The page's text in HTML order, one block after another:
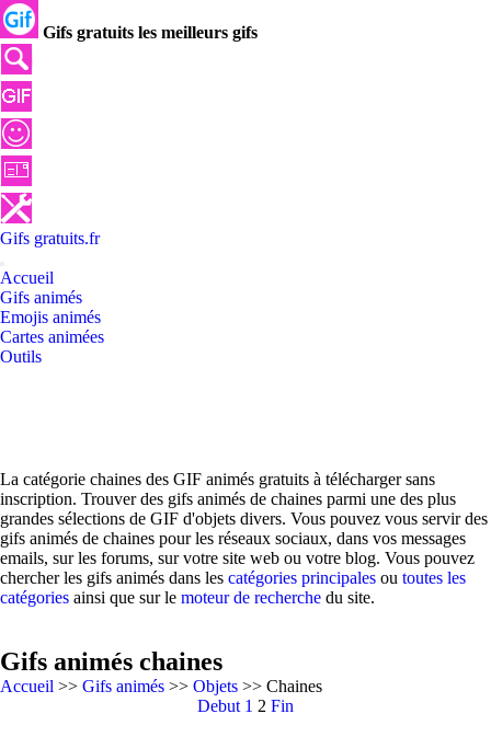
Gifs gratuits les meilleurs gifs
Gifs gratuits.fr
Accueil
Gifs animés
Emojis animés
Cartes animées
Outils
La catégorie chaines des GIF animés gratuits à télécharger sans
inscription. Trouver des gifs animés de chaines parmi une des plus
grandes sélections de GIF d'objets divers. Vous pouvez vous servir des
gifs animés de chaines pour les réseaux sociaux, dans vos messages
emails, sur les forums, sur votre site web ou votre blog. Vous pouvez
chercher les gifs animés dans les catégories principales ou toutes les
catégories ainsi que sur le moteur de recherche du site.
Gifs animés chaines
Accueil >> Gifs animés >> Objets >> Chaines
Debut 1 2 Fin